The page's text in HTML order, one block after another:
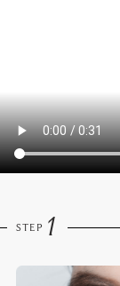
STEP 1